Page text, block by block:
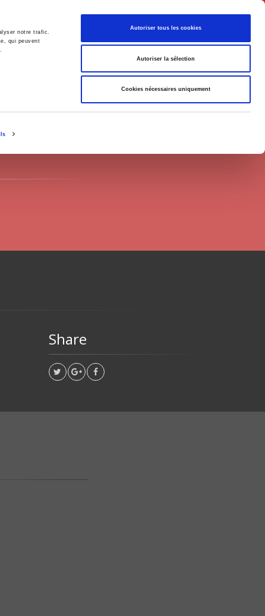
notre trafic.
qui peuvent
Autoriser tous les cookies
Autoriser la sélection
Cookies nécessaires uniquement
English
Share